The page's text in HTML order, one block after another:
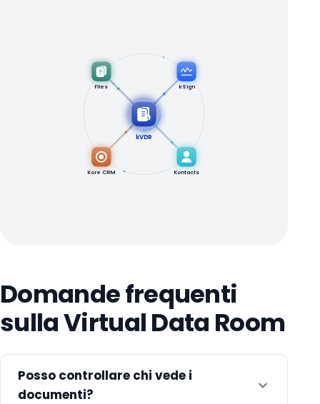
Files kSign
Kontacts
Kore CRM
kVDR
Domande frequenti
sulla Virtual Data Room
Posso controllare chi vede i
documenti?